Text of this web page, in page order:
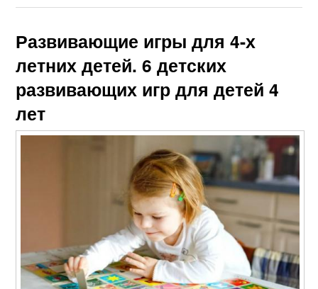
Развивающие игры для 4-х
летних детей. 6 детских
развивающих игр для детей 4
лет